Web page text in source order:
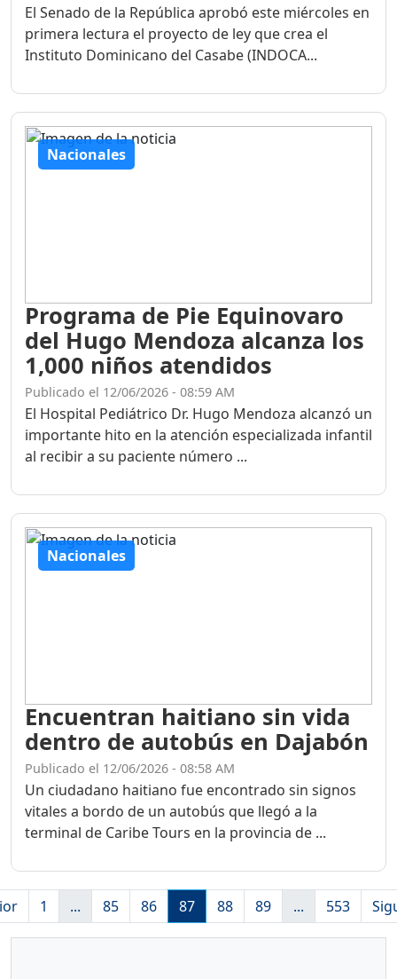
El Senado de la República aprobó este miércoles en
primera lectura el proyecto de ley que crea el
Instituto Dominicano del Casabe (INDOCA...
Nacionales
Programa de Pie Equinovaro
del Hugo Mendoza alcanza los
1,000 niños atendidos
Publicado el 12/06/2026 - 08:59 AM
El Hospital Pediátrico Dr. Hugo Mendoza alcanzó un
importante hito en la atención especializada infantil
al recibir a su paciente número ...
Nacionales
Encuentran haitiano sin vida
dentro de autobús en Dajabón
Publicado el 12/06/2026 - 08:58 AM
Un ciudadano haitiano fue encontrado sin signos
vitales a bordo de un autobús que llegó a la
terminal de Caribe Tours en la provincia de ...
1 ... 85 86 87 88 89 ... 553